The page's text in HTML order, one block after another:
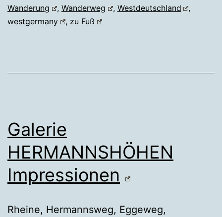
Wanderung
, Wanderweg , Westdeutschland
,
westgermany
, zu Fuß
Galerie
HERMANNSHÖHEN
Impressionen
Rheine, Hermannsweg, Eggeweg,